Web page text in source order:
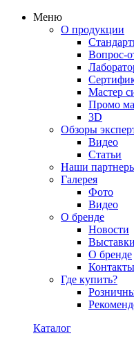
Меню
О продукции
Вопрос-
Мастер
Промо
3D
Обзоры
Видео
Статьи
Наши
Галерея
Фото
Видео
О бренде
Новости
Выставки
О бренде
Контакты
Где купить?
Каталог